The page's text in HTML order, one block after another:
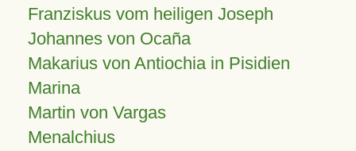
Franziskus vom heiligen Joseph
Johannes von Ocaña
Makarius von Antiochia in Pisidien
Marina
Martin von Vargas
Menalchius